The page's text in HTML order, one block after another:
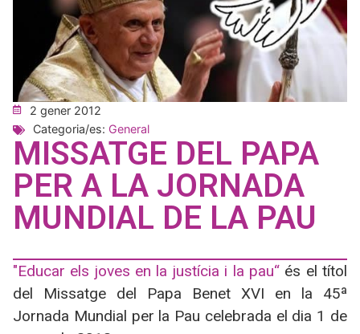
2 gener 2012
Categoria/es: General
MISSATGE DEL PAPA
PER A LA JORNADA
MUNDIAL DE LA PAU
"Educar els joves en la justícia i la pau“és el títol
del Missatge del Papa Benet XVI en la 45ª
Jornada Mundial per la Pau celebrada el dia 1 de